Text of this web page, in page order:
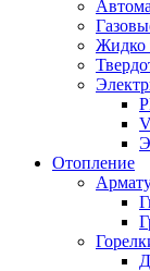
Жидко
Отопление